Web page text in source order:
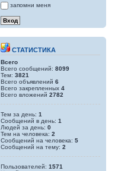
запомни меня
СТАТИСТИКА
Всего
Всего сообщений: 8099
Тем: 3821
Всего объявлений 6
Всего закрепленных 4
Всего вложений 2782
Тем за день: 1
Сообщений в день: 1
Людей за день: 0
Тем на человека: 2
Сообщений на человека: 5
Сообщений на тему: 2
Пользователей: 1571